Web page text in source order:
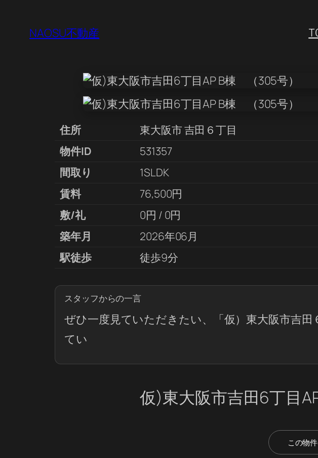
NAOSU不動産
住所
東大阪市 吉田６丁目
物件ID
531357
間取り
1SLDK
賃料
76,500円
敷/礼
0円 / 0円
築年月
2026年06月
駅徒歩
徒歩9分
スタッフからの一言
ぜひ一度見ていただきたい、「仮）東大阪市吉
てい
仮)東大阪市吉田6丁目
この物